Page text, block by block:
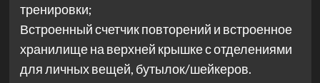
тренировки;
Встроенный счетчик повторений и встроенное
хранилище на верхней крышке с отделениями
для личных вещей, бутылок/шейкеров.